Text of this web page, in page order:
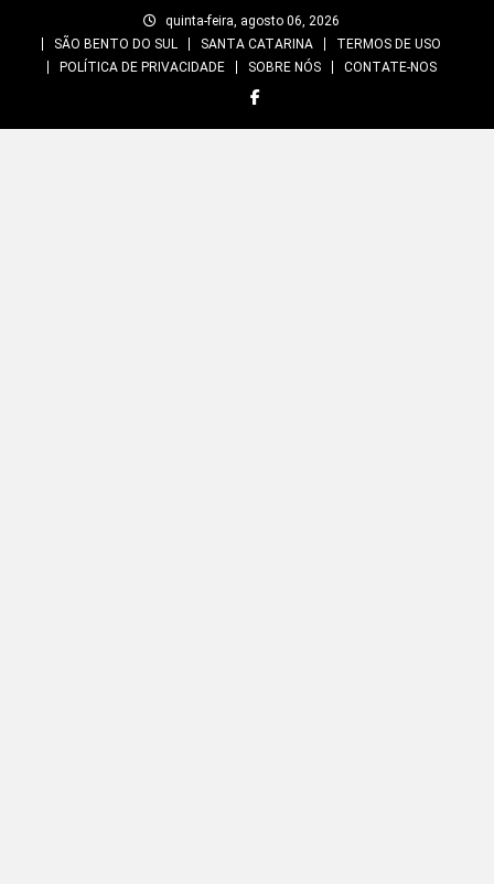
quinta-feira, agosto 06, 2026
SÃO BENTO DO SUL
SANTA CATARINA
TERMOS DE USO
POLÍTICA DE PRIVACIDADE
SOBRE NÓS CONTATE-NOS